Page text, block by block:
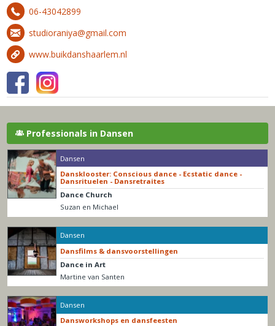
06-43042899
studioraniya@gmail.com
www.buikdanshaarlem.nl
Professionals in Dansen
Dansen
Dansklooster: Conscious dance - Ecstatic dance -
Dansrituelen - Dansretraites
Dance Church
Suzan en Michael
Dansen
Dansfilms & dansvoorstellingen
Dance in Art
Martine van Santen
Dansen
Dansworkshops en dansfeesten